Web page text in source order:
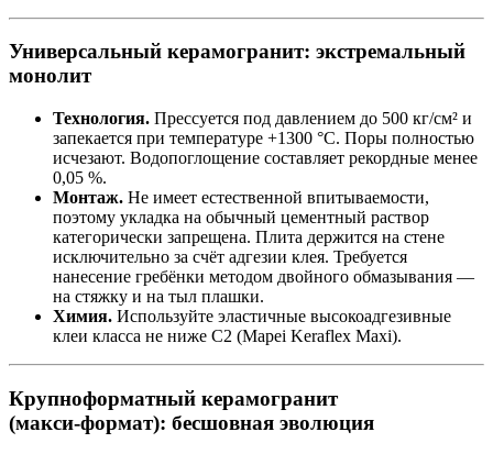
Универсальный керамогранит: экстремальный
монолит
Технология. Прессуется под давлением до 500 кг/см² и
запекается при температуре +1300 °C. Поры полностью
исчезают. Водопоглощение составляет рекордные менее
0,05 %.
Монтаж. Не имеет естественной впитываемости,
поэтому укладка на обычный цементный раствор
категорически запрещена. Плита держится на стене
исключительно за счёт адгезии клея. Требуется
нанесение гребёнки методом двойного обмазывания —
на стяжку и на тыл плашки.
Химия. Используйте эластичные высокоадгезивные
клеи класса не ниже C2 (Mapei Keraflex Maxi).
Крупноформатный керамогранит
(макси‑формат): бесшовная эволюция